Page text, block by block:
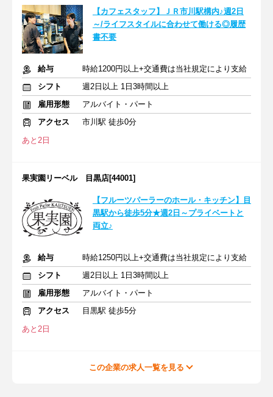
【カフェスタッフ】ＪＲ市川駅構内♪週2日
～/ライフスタイルに合わせて働ける◎履歴
書不要
給与
時給1200円以上+交通費は当社規定により支給
シフト
週2日以上 1日3時間以上
雇用形態
アルバイト・パート
アクセス
市川駅 徒歩0分
あと2日
果実園リーベル 目黒店[44001]
【フルーツパーラーのホール・キッチン】目
黒駅から徒歩5分★週2日～プライベートと
両立♪
給与
時給1250円以上+交通費は当社規定により支給
シフト
週2日以上 1日3時間以上
雇用形態
アルバイト・パート
アクセス
目黒駅 徒歩5分
あと2日
この企業の求人一覧を見る